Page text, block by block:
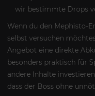
wir bestimmte Drops
Wenn du den Mephisto-
selbst versuchen
Angebot eine direkte
besonders praktisch für
andere Inhalte
dass der Boss ohne